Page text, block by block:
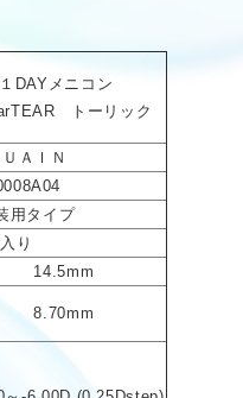
１DAYメニコン
トーリック
ＡＩＮ
用タイプ
り
14.5mm
8.70mm